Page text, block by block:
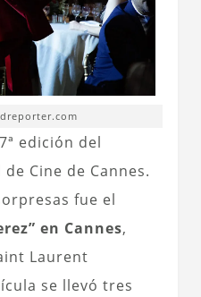
edición del
Cine de Cannes.
fue el
en Cannes,
Laurent
se llevó tres